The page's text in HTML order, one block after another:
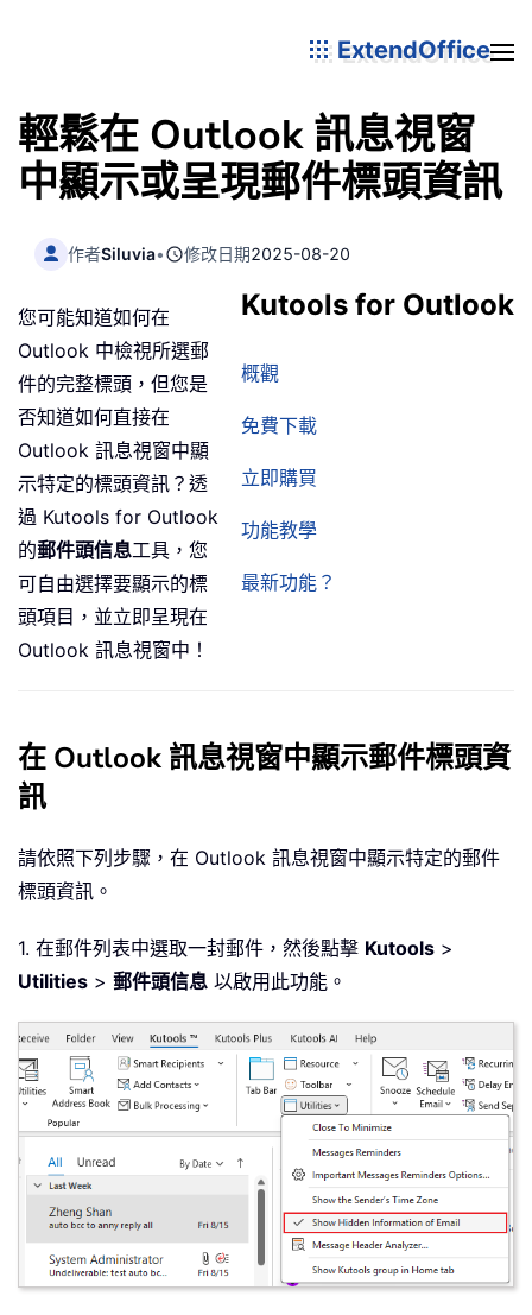
ExtendOffice
輕鬆在 Outlook 訊息視窗
中顯示或呈現郵件標頭資訊
作者Siluvia• 修改日期2025-08-20
Kutools for Outlook
概觀
免費下載
立即購買
功能教學
最新功能？
您可能知道如何在
Outlook 中檢視所選郵
件的完整標頭，但您是
否知道如何直接在
Outlook 訊息視窗中顯
示特定的標頭資訊？透
過 Kutools for Outlook
的郵件頭信息工具，您
可自由選擇要顯示的標
頭項目，並立即呈現在
Outlook 訊息視窗中！
在 Outlook 訊息視窗中顯示郵件標頭資
訊
請依照下列步驟，在 Outlook 訊息視窗中顯示特定的郵件
標頭資訊。
1. 在郵件列表中選取一封郵件，然後點擊 Kutools >
Utilities > 郵件頭信息 以啟用此功能。